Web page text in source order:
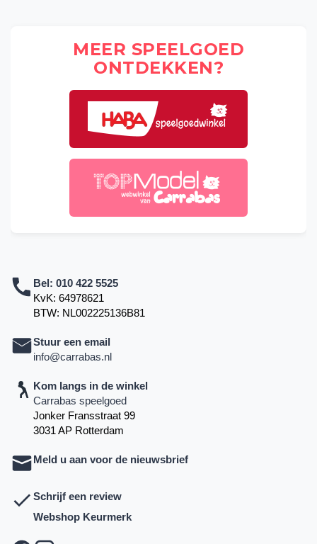
MEER SPEELGOED
ONTDEKKEN?
Bel: 010 422 5525
KvK: 64978621
BTW: NL002225136B81
Stuur een email
info@carrabas.nl
Kom langs in de winkel
Carrabas speelgoed
Jonker Fransstraat 99
3031 AP Rotterdam
Meld u aan voor de nieuwsbrief
Schrijf een review
Webshop Keurmerk